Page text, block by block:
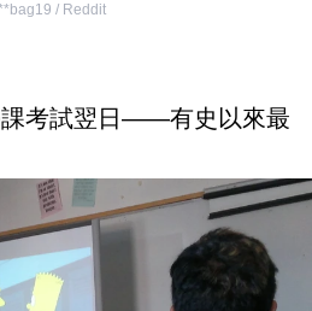
/ Reddit
課考試翌日——有史以來最